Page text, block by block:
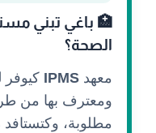
🏥 باغي تبني
الصحة؟
معهد IPMS كيوفر
مطلوبة، وكتستافد